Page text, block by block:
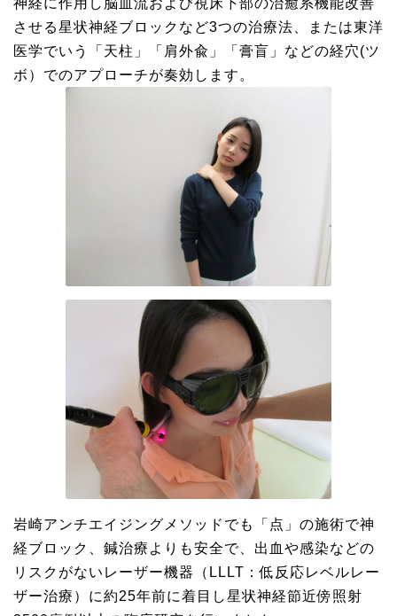
させる星状神経ブロックなど3つの治療法、または東洋
医学でいう「天柱」「肩外兪」「膏盲」などの経穴(ツ
ボ）でのアプローチが奏効します。
岩崎アンチエイジングメソッドでも「点」の施術で神
経ブロック、鍼治療よりも安全で、出血や感染などの
リスクがないレーザー機器（LLLT：低反応レベルレー
ザー治療）に約25年前に着目し星状神経節近傍照射